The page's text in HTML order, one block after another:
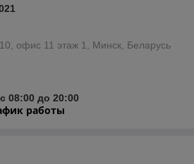
офис 11 этаж 1, Минск, Беларусь
08:00 до 20:00
работы